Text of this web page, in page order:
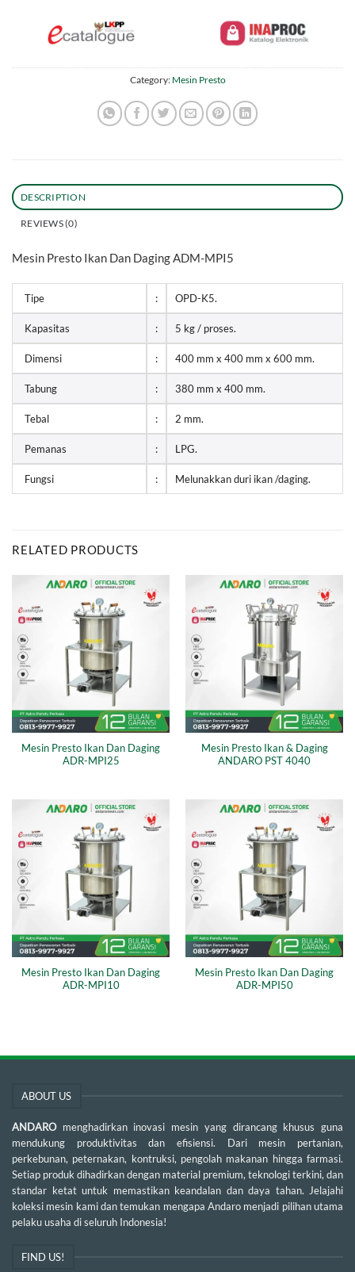
Category: Mesin Presto
DESCRIPTION
REVIEWS (0)
Mesin Presto Ikan Dan Daging ADM-MPI5
Tipe : OPD-K5.
Kapasitas : 5 kg / proses.
Dimensi : 400 mm x 400 mm x 600 mm.
Tabung : 380 mm x 400 mm.
Tebal : 2 mm.
Pemanas : LPG.
Fungsi : Melunakkan duri ikan /daging.
RELATED PRODUCTS
Mesin Presto Ikan Dan Daging
ADR-MPI25
Mesin Presto Ikan & Daging
ANDARO PST 4040
Mesin Presto Ikan Dan Daging
ADR-MPI10
Mesin Presto Ikan Dan Daging
ADR-MPI50
ABOUT US
ANDARO menghadirkan inovasi mesin yang dirancang khusus guna
mendukung produktivitas dan efisiensi. Dari mesin pertanian,
perkebunan, peternakan, kontruksi, pengolah makanan hingga farmasi.
Setiap produk dihadirkan dengan material premium, teknologi terkini, dan
standar ketat untuk memastikan keandalan dan daya tahan. Jelajahi
koleksi mesin kami dan temukan mengapa Andaro menjadi pilihan utama
pelaku usaha di seluruh Indonesia!
FIND US!